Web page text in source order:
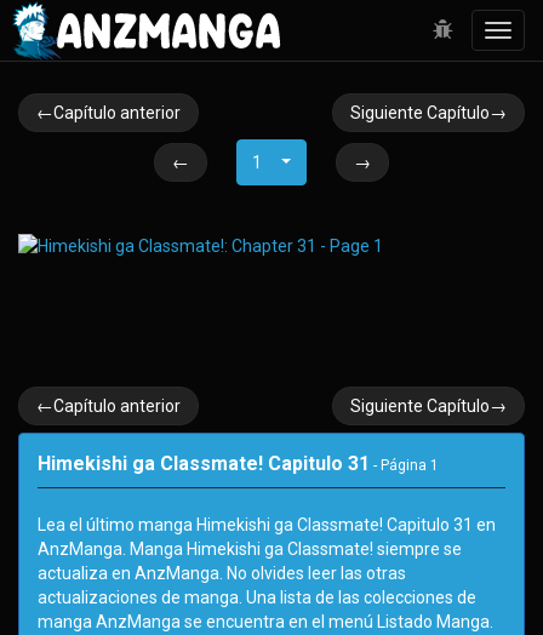
←Capítulo anterior Siguiente Capítulo→
← 1 →
←Capítulo anterior Siguiente Capítulo→
Himekishi ga Classmate! Capitulo 31 - Página 1
Lea el último manga Himekishi ga Classmate! Capitulo 31 en
AnzManga. Manga Himekishi ga Classmate! siempre se
actualiza en AnzManga. No olvides leer las otras
actualizaciones de manga. Una lista de las colecciones de
manga AnzManga se encuentra en el menú Listado Manga.